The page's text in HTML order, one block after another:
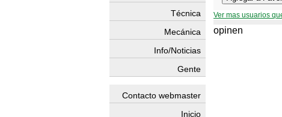
Ver mas usuarios
opinen
Técnica
Mecánica
Info/Noticias
Gente
Contacto webmaster
Inicio